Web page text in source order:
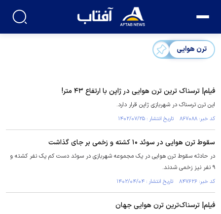
ترن هوایی
فیلم| ترسناک ترین ترن هوایی در ژاپن‌ با ارتفاع ۴۳ متر!
این ترن ترسناک در شهربازی ژاپن قرار دارد.
کد خبر: ۸۶۷۰۸۸ تاریخ انتشار : ۱۴۰۲/۰۷/۲۵
سقوط ترن هوایی در سوئد ۱۰ کشته و زخمی بر جای گذاشت
در حادثه سقوط ترن هوایی در یک مجموعه شهربازی در سوئد دست کم یک نفر کشته و
۹ نفر نیز زخمی شدند.
کد خبر: ۸۴۷۶۲۶ تاریخ انتشار : ۱۴۰۲/۰۴/۰۴
فیلم| ترسناک‌ترین ترن هوایی جهان